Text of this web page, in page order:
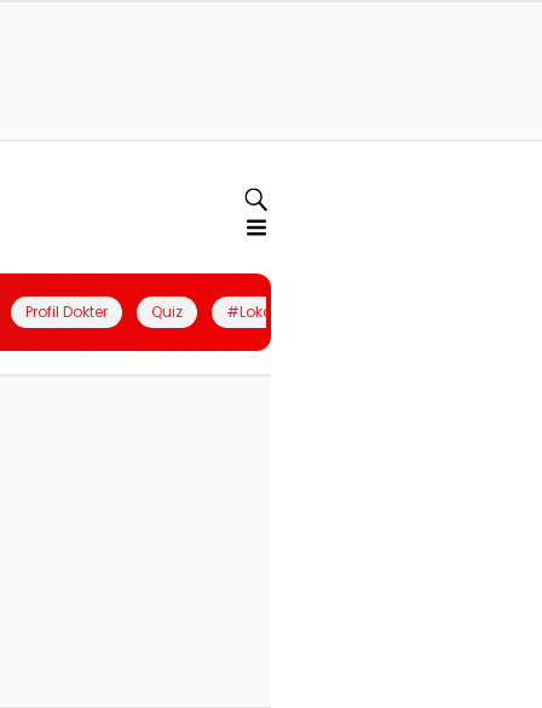
Profil Dokter Quiz #LokalBerdaya